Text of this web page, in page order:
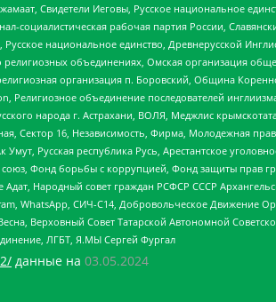
Свидетели Иеговы, Русское национальное
социалистическая рабочая партия России,
национальное единство, Древнерусской
объединениях, Омская организация
организация п. Боровский, Община
Религиозное объединение последователей
народа г. Астрахани, ВОЛЯ, Меджлис
Сектор 16, Независимость, Фирма, Молодежная
Умут, Русская республика Русь, Арестантское
Фонд борьбы с коррупцией, Фонд защиты прав
Народный совет граждан РСФСР СССР
WhatsApp, СИЧ-С14, Добровольческое Движение
Верховный Совет Татарской Автономной
ЛГБТ, Я.МЫ Сергей Фургал
данные на 03.05.2024